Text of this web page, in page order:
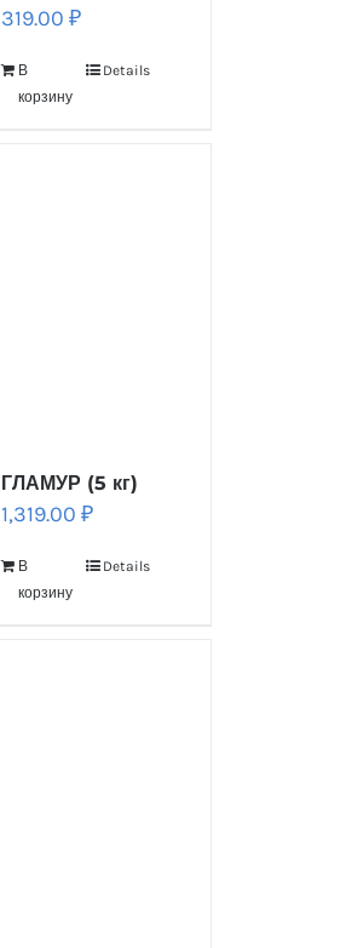
319.00 ₽
В
корзину
Details
ГЛАМУР (5 кг)
1,319.00 ₽
В
корзину
Details